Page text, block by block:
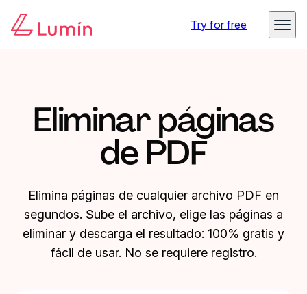
Try for free
Eliminar páginas
de PDF
Elimina páginas de cualquier archivo PDF en
segundos. Sube el archivo, elige las páginas a
eliminar y descarga el resultado: 100% gratis y
fácil de usar. No se requiere registro.